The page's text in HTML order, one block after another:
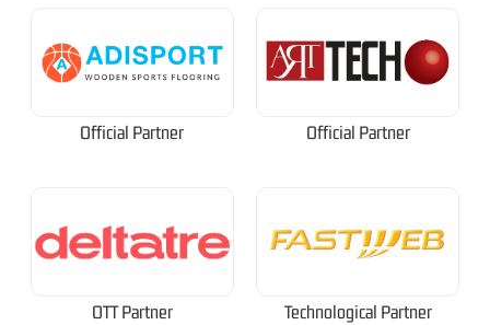
Official Partner Official Partner
OTT Partner Technological Partner